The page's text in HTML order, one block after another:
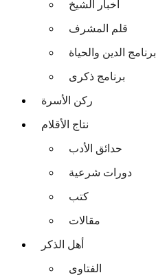
أخبار الشيخ
قلم المشرف
برنامج الدين والحياة
برنامج ذكرى
ركن الأسرة
نتاج الأقلام
حدائق الأدب
دورات شرعية
كتب
مقالات
أهل الذكر
الفتاوى